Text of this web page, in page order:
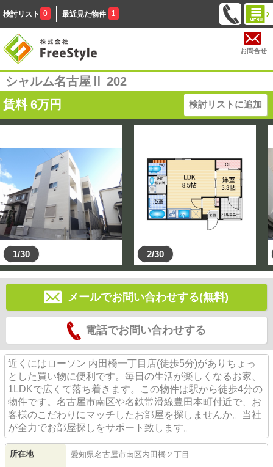
検討リスト 0 最近見た物件 1
お問合せ
シャルム名古屋Ⅱ 202
賃料 6万円 検討リストに追加
1/30 2/30
メールでお問い合わせする(無料)
電話でお問い合わせする
近くにはローソン 内田橋一丁目店(徒歩5分)がありちょっ
とした買い物に便利です。毎日の生活が楽しくなるお家、
1LDKで広くて落ち着きます。この物件は駅から徒歩4分の
物件です。名古屋市南区や名鉄常滑線豊田本町付近で、お
客様のこだわりにマッチしたお部屋を探しませんか。当社
が全力でお部屋探しをサポート致します。
所在地 愛知県名古屋市南区内田橋 ２丁目